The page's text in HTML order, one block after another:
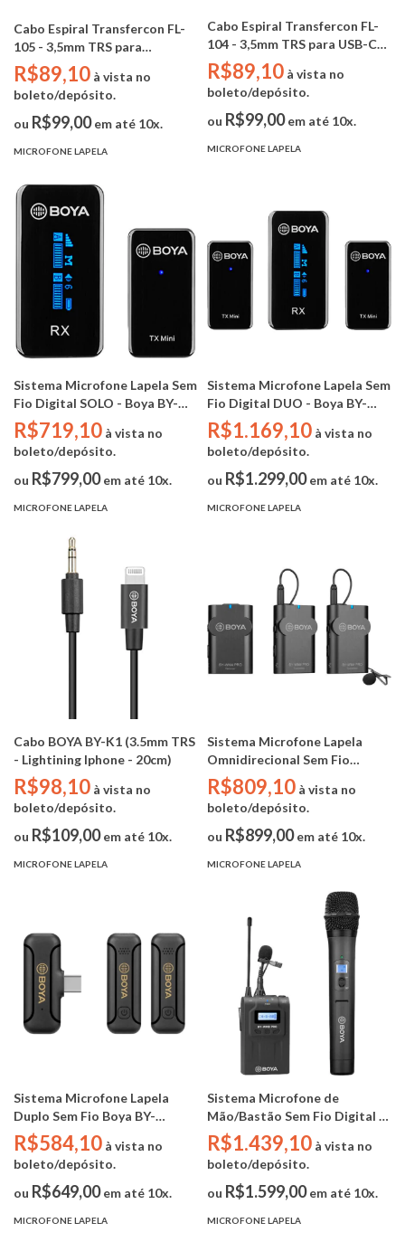
Cabo Espiral Transfercon FL-
105 - 3,5mm TRS para
Lightning (hollyland / boya /
rode / dji )
R$89,10 à vista no
boleto/depósito.
ou R$99,00em até 10x.
MICROFONE LAPELA
Cabo Espiral Transfercon FL-
104 - 3,5mm TRS para USB-C
(hollyland / boya / rode / dji )
R$89,10 à vista no
boleto/depósito.
ou R$99,00em até 10x.
MICROFONE LAPELA
Sistema Microfone Lapela Sem
Fio Digital SOLO - Boya BY-
XM6-S1 ( 2.4Ghz / OLED / TRS
3.5mm)
R$719,10 à vista no
boleto/depósito.
ou R$799,00em até 10x.
MICROFONE LAPELA
Sistema Microfone Lapela Sem
Fio Digital DUO - Boya BY-
XM6-S2 ( 2.4Ghz / OLED / TRS
3.5mm)
R$1.169,10 à vista no
boleto/depósito.
ou R$1.299,00em até 10x.
MICROFONE LAPELA
Cabo BOYA BY-K1 (3.5mm TRS
- Lightining Iphone - 20cm)
R$98,10 à vista no
boleto/depósito.
ou R$109,00em até 10x.
MICROFONE LAPELA
Sistema Microfone Lapela
Omnidirecional Sem Fio
Digital Duplo - Boya BY-WM4
PRO K2 (2.4Ghz / OLED / TRS
3.5mm)
R$809,10 à vista no
boleto/depósito.
ou R$899,00em até 10x.
MICROFONE LAPELA
Sistema Microfone Lapela
Duplo Sem Fio Boya BY-
WM3T2-U2 (2.4Ghz / USB-C)
R$584,10 à vista no
boleto/depósito.
ou R$649,00em até 10x.
MICROFONE LAPELA
Sistema Microfone de
Mão/Bastão Sem Fio Digital -
Boya BY-WM8 PRO K3
R$1.439,10 à vista no
boleto/depósito.
ou R$1.599,00em até 10x.
MICROFONE LAPELA